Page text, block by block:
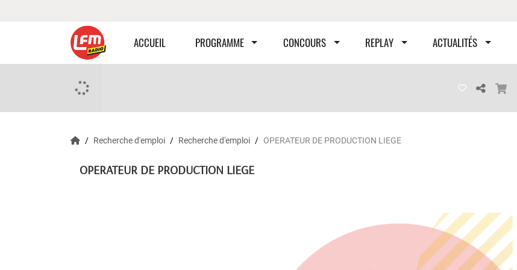
ACCUEIL PROGRAMME CONCOURS REPLAY ACTUALITÉS
Recherche d'emploi Recherche d'emploi OPERATEUR DE PRODUCTION LIEGE
OPERATEUR DE PRODUCTION LIEGE